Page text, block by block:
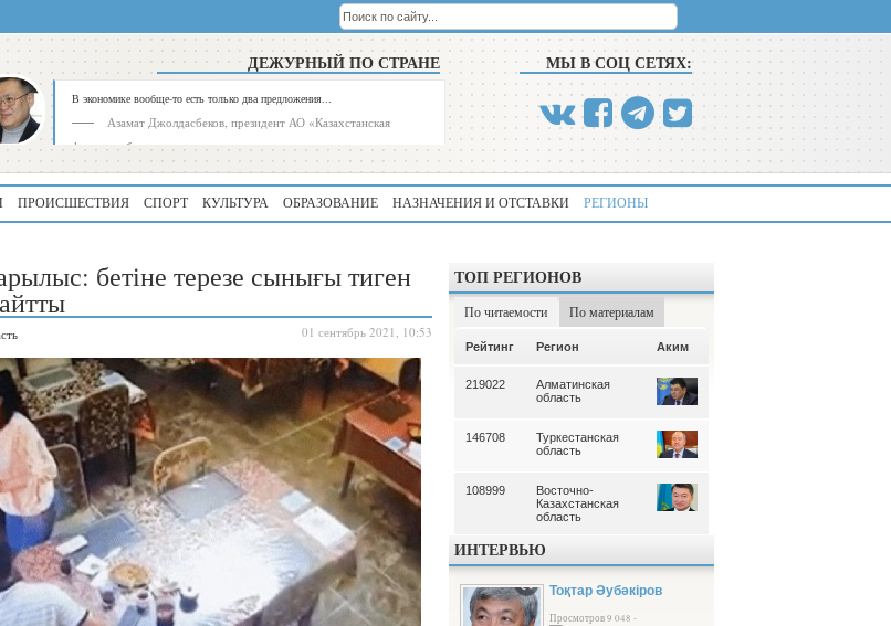
ДЕЖУРНЫЙ ПО СТРАНЕ
В экономике вообще-то есть только два предложения...
Азамат Джолдасбеков, президент АО «Казахстанская
фондовая биржа»
МЫ В СОЦ СЕТЯХ:
ПРОИСШЕСТВИЯ СПОРТ КУЛЬТУРА ОБРАЗОВАНИЕ НАЗНАЧЕНИЯ И ОТСТАВКИ РЕГИОНЫ
бетіне терезе сынығы тиген
01 сентябрь 2021, 10:53
ТОП РЕГИОНОВ
По читаемости По материалам
339
Алматинская
область
195
Туркестанская
область
Северо-
Казахстанская
область
Рейтинг Регион Аким
219022
Алматинская
область
146708
Туркестанская
область
108999
Восточно-
Казахстанская
область
ИНТЕРВЬЮ
Тоқтар Әубәкіров
Просмотров 9 048 -